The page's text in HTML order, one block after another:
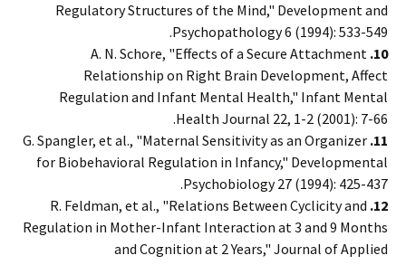
Regulatory Structures of the Mind," Development and
Psychopathology 6 (1994): 533-549.
10.
A. N. Schore, "Effects of a Secure Attachment
Relationship on Right Brain Development, Affect
Regulation and Infant Mental Health," Infant Mental
Health Journal 22, 1-2 (2001): 7-66.
11.
G. Spangler, et al., "Maternal Sensitivity as an Organizer
for Biobehavioral Regulation in Infancy," Developmental
Psychobiology 27 (1994): 425-437.
12.
R. Feldman, et al., "Relations Between Cyclicity and
Regulation in Mother-Infant Interaction at 3 and 9 Months
and Cognition at 2 Years," Journal of Applied